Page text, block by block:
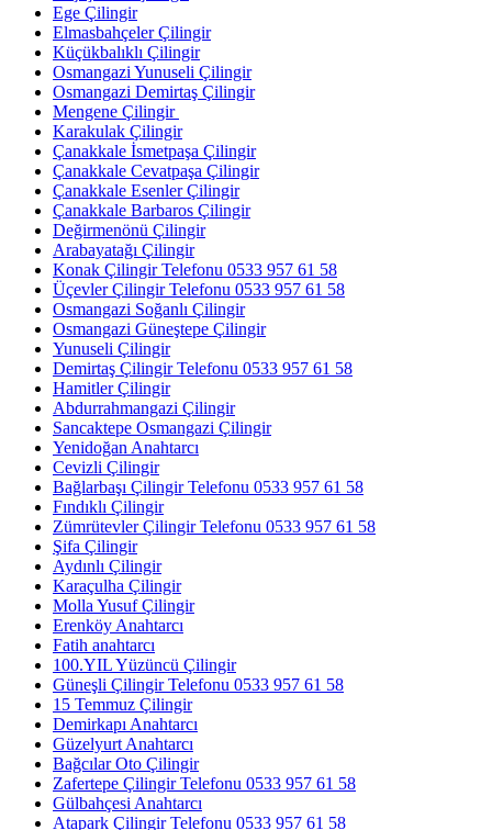
Ege Çilingir
Elmasbahçeler Çilingir
Küçükbalıklı Çilingir
Osmangazi Yunuseli Çilingir
Osmangazi Demirtaş Çilingir
Mengene Çilingir
Karakulak Çilingir
Çanakkale İsmetpaşa Çilingir
Çanakkale Cevatpaşa Çilingir
Çanakkale Esenler Çilingir
Çanakkale Barbaros Çilingir
Değirmenönü Çilingir
Arabayatağı Çilingir
Konak Çilingir Telefonu 0533 957 61 58
Üçevler Çilingir Telefonu 0533 957 61 58
Osmangazi Soğanlı Çilingir
Osmangazi Güneştepe Çilingir
Yunuseli Çilingir
Demirtaş Çilingir Telefonu 0533 957 61 58
Hamitler Çilingir
Abdurrahmangazi Çilingir
Sancaktepe Osmangazi Çilingir
Yenidoğan Anahtarcı
Cevizli Çilingir
Bağlarbaşı Çilingir Telefonu 0533 957 61 58
Fındıklı Çilingir
Zümrütevler Çilingir Telefonu 0533 957 61 58
Şifa Çilingir
Aydınlı Çilingir
Karaçulha Çilingir
Molla Yusuf Çilingir
Erenköy Anahtarcı
Fatih anahtarcı
100.YIL Yüzüncü Çilingir
Güneşli Çilingir Telefonu 0533 957 61 58
15 Temmuz Çilingir
Demirkapı Anahtarcı
Güzelyurt Anahtarcı
Bağcılar Oto Çilingir
Zafertepe Çilingir Telefonu 0533 957 61 58
Gülbahçesi Anahtarcı
Atapark Çilingir Telefonu 0533 957 61 58